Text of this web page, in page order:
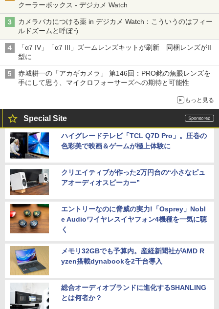
クーラーボックス - デジカメ Watch
カメラバカにつける薬 in デジカメ Watch：こういうのはフィー
ルドズームと呼ぼう
「α7 IV」「α7 III」ズームレンズキットが刷新 同梱レンズがII
型に
赤城耕一の「アカギカメラ」 第146回：PRO銘の魚眼レンズを
手にして思う、マイクロフォーサーズへの期待と可能性
もっと見る
Special Site
ハイグレードテレビ「TCL Q7D Pro」。圧巻の
色彩美で映画＆ゲームが極上体験に
クリエイティブが作った2万円台の“小さなピュ
アオーディオスピーカー”
エントリーなのに脅威の実力!「Osprey」Nobl
e Audioワイヤレスイヤフォン4機種を一気に聴
く
メモリ32GBでも予算内。産経新聞社がAMD R
yzen搭載dynabookを2千台導入
総合オーディオブランドに進化するSHANLING
とは何者か？